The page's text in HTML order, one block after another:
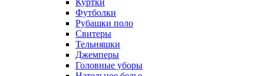
Куртки
Футболки
Рубашки поло
Свитеры
Тельняшки
Джемперы
Головные уборы